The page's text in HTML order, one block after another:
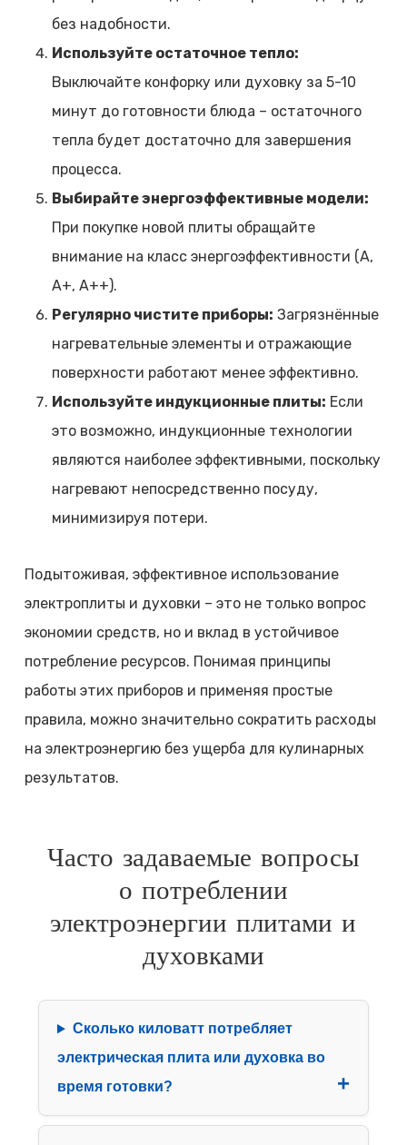
без надобности.
Используйте остаточное тепло:
Выключайте конфорку или духовку за 5-10
минут до готовности блюда – остаточного
тепла будет достаточно для завершения
процесса.
Выбирайте энергоэффективные модели:
При покупке новой плиты обращайте
внимание на класс энергоэффективности (A,
A+, A++).
Регулярно чистите приборы: Загрязнённые
нагревательные элементы и отражающие
поверхности работают менее эффективно.
Используйте индукционные плиты: Если
это возможно, индукционные технологии
являются наиболее эффективными, поскольку
нагревают непосредственно посуду,
минимизируя потери.
Подытоживая, эффективное использование
электроплиты и духовки – это не только вопрос
экономии средств, но и вклад в устойчивое
потребление ресурсов. Понимая принципы
работы этих приборов и применяя простые
правила, можно значительно сократить расходы
на электроэнергию без ущерба для кулинарных
результатов.
Часто задаваемые вопросы
о потреблении
электроэнергии плитами и
духовками
Сколько киловатт потребляет
электрическая плита или духовка во
время готовки?